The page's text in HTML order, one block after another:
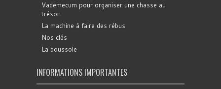
Vademecum pour organiser une chasse au
trésor
La machine à faire des rébus
Nos clés
La boussole
INFORMATIONS IMPORTANTES